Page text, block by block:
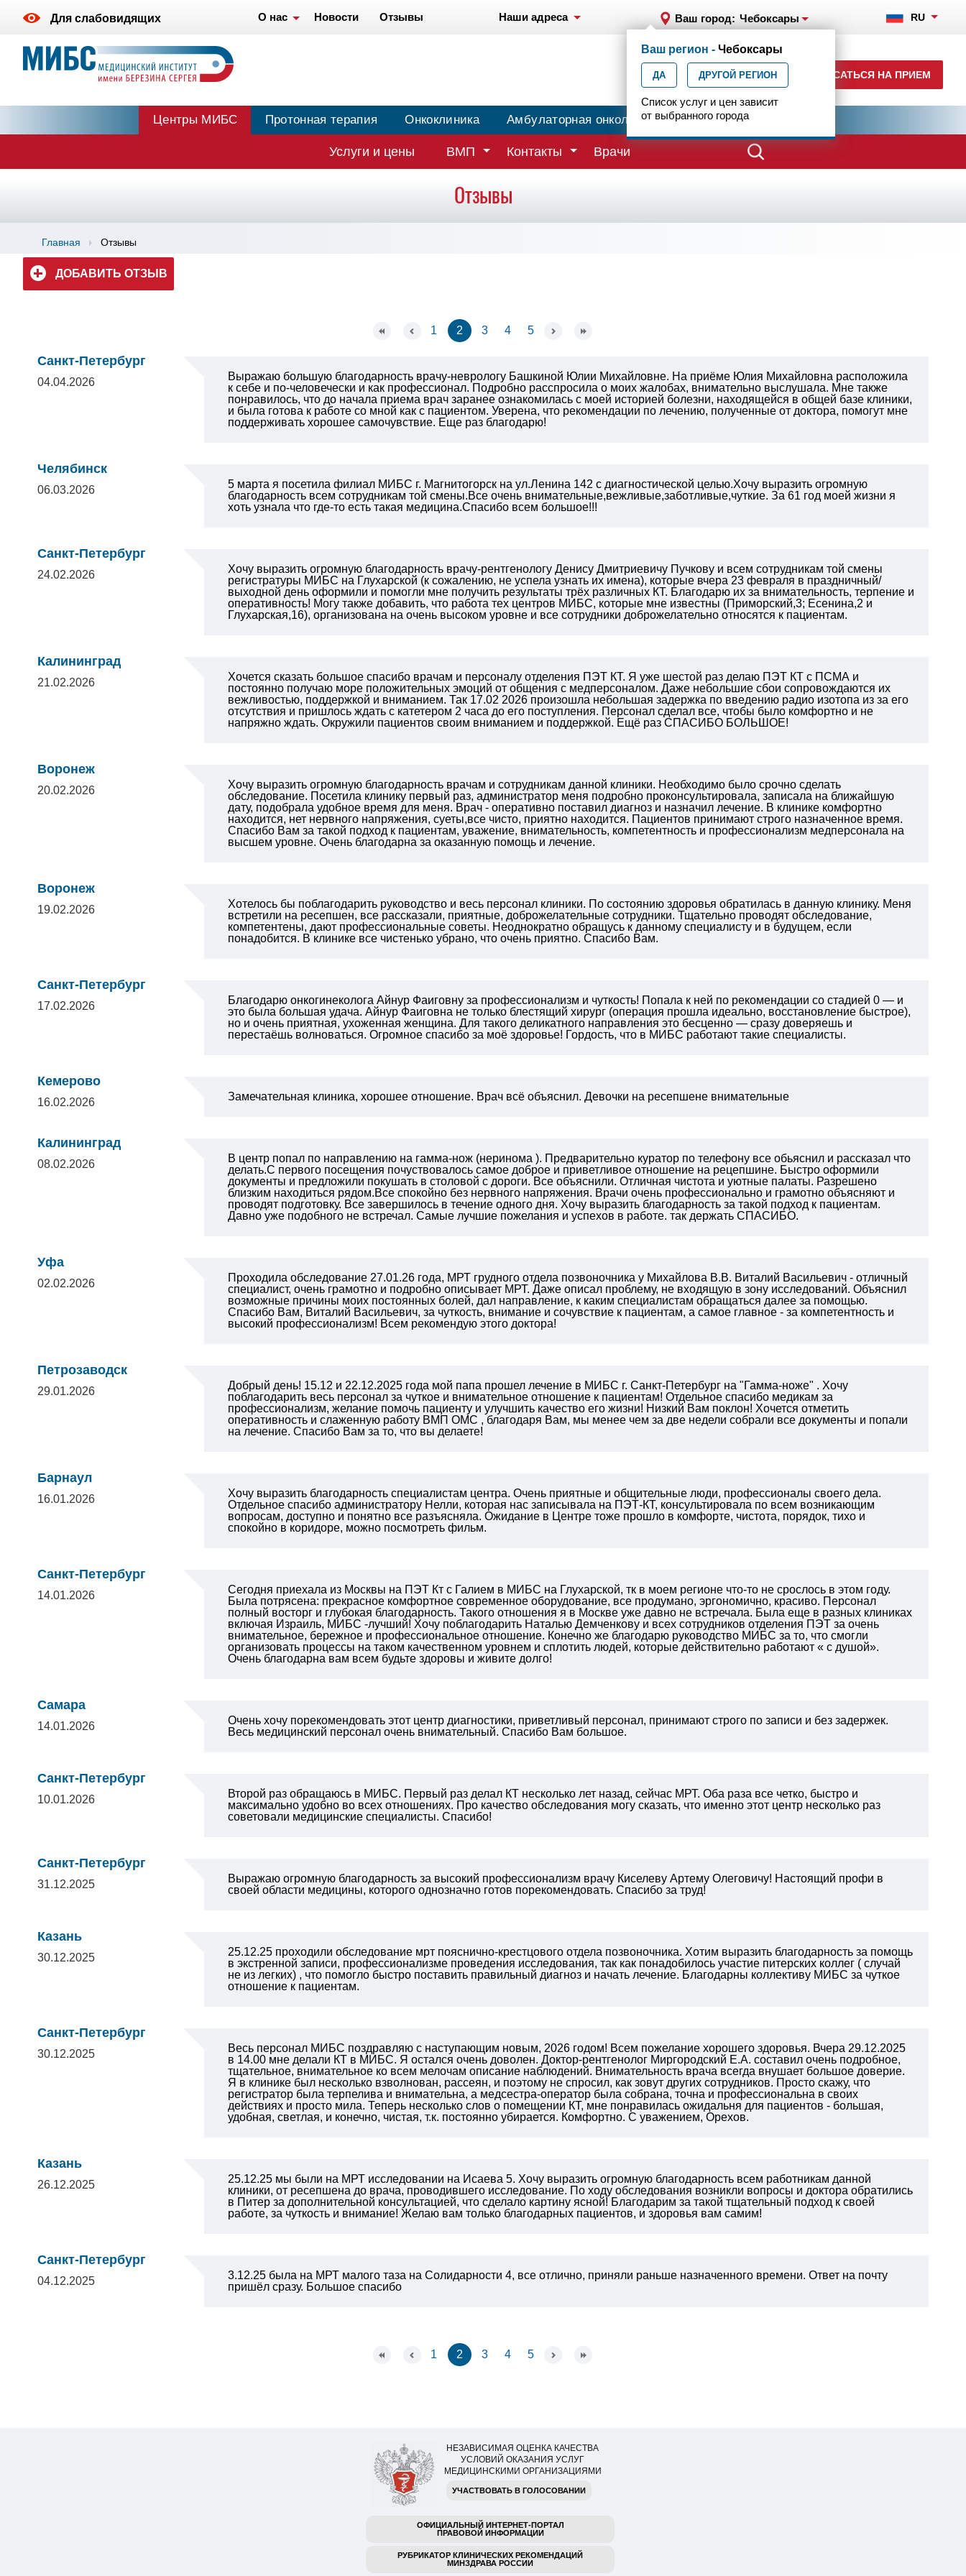
Для слабовидящих О нас Новости Отзывы Наши адреса Ваш город: Чебоксары RU
+7 (8352) 23-81-20
+7 (8352) 23-56-84 ЗАПИСАТЬСЯ НА ПРИЕМ
Ваш регион - Чебоксары
ДА ДРУГОЙ РЕГИОН
Список услуг и цен зависит
от выбранного города
Центры МИБС Протонная терапия Онкоклиника Амбулаторная онкология Центр эпилептологии
Услуги и цены ВМП Контакты Врачи
Отзывы
Главная Отзывы
ДОБАВИТЬ ОТЗЫВ
1 2 3 4 5
Санкт-Петербург
04.04.2026
Выражаю большую благодарность врачу-неврологу Башкиной Юлии Михайловне. На приёме Юлия Михайловна расположила
к себе и по-человечески и как профессионал. Подробно расспросила о моих жалобах, внимательно выслушала. Мне также
понравилось, что до начала приема врач заранее ознакомилась с моей историей болезни, находящейся в общей базе клиники,
и была готова к работе со мной как с пациентом. Уверена, что рекомендации по лечению, полученные от доктора, помогут мне
поддерживать хорошее самочувствие. Еще раз благодарю!
Челябинск
06.03.2026
5 марта я посетила филиал МИБС г. Магнитогорск на ул.Ленина 142 с диагностической целью.Хочу выразить огромную
благодарность всем сотрудникам той смены.Все очень внимательные,вежливые,заботливые,чуткие. За 61 год моей жизни я
хоть узнала что где-то есть такая медицина.Спасибо всем большое!!!
Санкт-Петербург
24.02.2026
Хочу выразить огромную благодарность врачу-рентгенологу Денису Дмитриевичу Пучкову и всем сотрудникам той смены
регистратуры МИБС на Глухарской (к сожалению, не успела узнать их имена), которые вчера 23 февраля в праздничный/
выходной день оформили и помогли мне получить результаты трёх различных КТ. Благодарю их за внимательность, терпение и
оперативность! Могу также добавить, что работа тех центров МИБС, которые мне известны (Приморский,3; Есенина,2 и
Глухарская,16), организована на очень высоком уровне и все сотрудники доброжелательно относятся к пациентам.
Калининград
21.02.2026
Хочется сказать большое спасибо врачам и персоналу отделения ПЭТ КТ. Я уже шестой раз делаю ПЭТ КТ с ПСМА и
постоянно получаю море положительных эмоций от общения с медперсоналом. Даже небольшие сбои сопровождаются их
вежливостью, поддержкой и вниманием. Так 17.02 2026 произошла небольшая задержка по введению радио изотопа из за его
отсутствия и пришлось ждать с катетером 2 часа до его поступления. Персонал сделал все, чтобы было комфортно и не
напряжно ждать. Окружили пациентов своим вниманием и поддержкой. Ещё раз СПАСИБО БОЛЬШОЕ!
Воронеж
20.02.2026
Хочу выразить огромную благодарность врачам и сотрудникам данной клиники. Необходимо было срочно сделать
обследование. Посетила клинику первый раз, администратор меня подробно проконсультировала, записала на ближайшую
дату, подобрала удобное время для меня. Врач - оперативно поставил диагноз и назначил лечение. В клинике комфортно
находится, нет нервного напряжения, суеты,все чисто, приятно находится. Пациентов принимают строго назначенное время.
Спасибо Вам за такой подход к пациентам, уважение, внимательность, компетентность и профессионализм медперсонала на
высшем уровне. Очень благодарна за оказанную помощь и лечение.
Воронеж
19.02.2026
Хотелось бы поблагодарить руководство и весь персонал клиники. По состоянию здоровья обратилась в данную клинику. Меня
встретили на ресепшен, все рассказали, приятные, доброжелательные сотрудники. Тщательно проводят обследование,
компетентены, дают профессиональные советы. Неоднократно обращусь к данному специалисту и в будущем, если
понадобится. В клинике все чистенько убрано, что очень приятно. Спасибо Вам.
Санкт-Петербург
17.02.2026
Благодарю онкогинеколога Айнур Фаиговну за профессионализм и чуткость! Попала к ней по рекомендации со стадией 0 — и
это была большая удача. Айнур Фаиговна не только блестящий хирург (операция прошла идеально, восстановление быстрое),
но и очень приятная, ухоженная женщина. Для такого деликатного направления это бесценно — сразу доверяешь и
перестаёшь волноваться. Огромное спасибо за моё здоровье! Гордость, что в МИБС работают такие специалисты.
Кемерово
16.02.2026 Замечательная клиника, хорошее отношение. Врач всё объяснил. Девочки на ресепшене внимательные
Калининград
08.02.2026
В центр попал по направлению на гамма-нож (неринома ). Предварительно куратор по телефону все обьяснил и рассказал что
делать.С первого посещения почуствовалось самое доброе и приветливое отношение на рецепшине. Быстро оформили
документы и предложили покушать в столовой с дороги. Все объяснили. Отличная чистота и уютные палаты. Разрешено
близким находиться рядом.Все спокойно без нервного напряжения. Врачи очень профессионально и грамотно объясняют и
проводят подготовку. Все завершилось в течение одного дня. Хочу выразить благодарность за такой подход к пациентам.
Давно уже подобного не встречал. Самые лучшие пожелания и успехов в работе. так держать СПАСИБО.
Уфа
02.02.2026
Проходила обследование 27.01.26 года, МРТ грудного отдела позвоночника у Михайлова В.В. Виталий Васильевич - отличный
специалист, очень грамотно и подробно описывает МРТ. Даже описал проблему, не входящую в зону исследований. Объяснил
возможные причины моих постоянных болей, дал направление, к каким специалистам обращаться далее за помощью.
Спасибо Вам, Виталий Васильевич, за чуткость, внимание и сочувствие к пациентам, а самое главное - за компетентность и
высокий профессионализм! Всем рекомендую этого доктора!
Петрозаводск
29.01.2026
Добрый день! 15.12 и 22.12.2025 года мой папа прошел лечение в МИБС г. Санкт-Петербург на "Гамма-ноже" . Хочу
поблагодарить весь персонал за чуткое и внимательное отношение к пациентам! Отдельное спасибо медикам за
профессионализм, желание помочь пациенту и улучшить качество его жизни! Низкий Вам поклон! Хочется отметить
оперативность и слаженную работу ВМП ОМС , благодаря Вам, мы менее чем за две недели собрали все документы и попали
на лечение. Спасибо Вам за то, что вы делаете!
Барнаул
16.01.2026
Хочу выразить благодарность специалистам центра. Очень приятные и общительные люди, профессионалы своего дела.
Отдельное спасибо администратору Нелли, которая нас записывала на ПЭТ-КТ, консультировала по всем возникающим
вопросам, доступно и понятно все разъясняла. Ожидание в Центре тоже прошло в комфорте, чистота, порядок, тихо и
спокойно в коридоре, можно посмотреть фильм.
Санкт-Петербург
14.01.2026
Сегодня приехала из Москвы на ПЭТ Кт с Галием в МИБС на Глухарской, тк в моем регионе что-то не срослось в этом году.
Была потрясена: прекрасное комфортное современное оборудование, все продумано, эргономично, красиво. Персонал
полный восторг и глубокая благодарность. Такого отношения я в Москве уже давно не встречала. Была еще в разных клиниках
включая Израиль, МИБС -лучший! Хочу поблагодарить Наталью Демченкову и всех сотрудников отделения ПЭТ за очень
внимательное, бережное и профессиональное отношение. Конечно же благодарю руководство МИБС за то, что смогли
организовать процессы на таком качественном уровнем и сплотить людей, которые действительно работают « с душой».
Очень благодарна вам всем будьте здоровы и живите долго!
Самара
14.01.2026
Очень хочу порекомендовать этот центр диагностики, приветливый персонал, принимают строго по записи и без задержек.
Весь медицинский персонал очень внимательный. Спасибо Вам большое.
Санкт-Петербург
10.01.2026
Второй раз обращаюсь в МИБС. Первый раз делал КТ несколько лет назад, сейчас МРТ. Оба раза все четко, быстро и
максимально удобно во всех отношениях. Про качество обследования могу сказать, что именно этот центр несколько раз
советовали медицинские специалисты. Спасибо!
Санкт-Петербург
31.12.2025
Выражаю огромную благодарность за высокий профессионализм врачу Киселеву Артему Олеговичу! Настоящий профи в
своей области медицины, которого однозначно готов порекомендовать. Спасибо за труд!
Казань
30.12.2025
25.12.25 проходили обследование мрт пояснично-крестцового отдела позвоночника. Хотим выразить благодарность за помощь
в экстренной записи, профессионализме проведения исследования, так как понадобилось участие питерских коллег ( случай
не из легких) , что помогло быстро поставить правильный диагноз и начать лечение. Благодарны коллективу МИБС за чуткое
отношение к пациентам.
Санкт-Петербург
30.12.2025
Весь персонал МИБС поздравляю с наступающим новым, 2026 годом! Всем пожелание хорошего здоровья. Вчера 29.12.2025
в 14.00 мне делали КТ в МИБС. Я остался очень доволен. Доктор-рентгенолог Миргородский Е.А. составил очень подробное,
тщательное, внимательное ко всем мелочам описание наблюдений. Внимательность врача всегда внушает большое доверие.
Я в клинике был несколько взволнован, рассеян, и поэтому не спросил, как зовут других сотрудников. Просто скажу, что
регистратор была терпелива и внимательна, а медсестра-оператор была собрана, точна и профессиональна в своих
действиях и просто мила. Теперь несколько слов о помещении КТ, мне понравилась ожидальня для пациентов - большая,
удобная, светлая, и конечно, чистая, т.к. постоянно убирается. Комфортно. С уважением, Орехов.
Казань
26.12.2025
25.12.25 мы были на МРТ исследовании на Исаева 5. Хочу выразить огромную благодарность всем работникам данной
клиники, от ресепшена до врача, проводившего исследование. По ходу обследования возникли вопросы и доктора обратились
в Питер за дополнительной консультацией, что сделало картину ясной! Благодарим за такой тщательный подход к своей
работе, за чуткость и внимание! Желаю вам только благодарных пациентов, и здоровья вам самим!
Санкт-Петербург
04.12.2025
3.12.25 была на МРТ малого таза на Солидарности 4, все отлично, приняли раньше назначенного времени. Ответ на почту
пришёл сразу. Большое спасибо
1 2 3 4 5
НЕЗАВИСИМАЯ ОЦЕНКА КАЧЕСТВА
УСЛОВИЙ ОКАЗАНИЯ УСЛУГ
МЕДИЦИНСКИМИ ОРГАНИЗАЦИЯМИ
УЧАСТВОВАТЬ В ГОЛОСОВАНИИ
ОФИЦИАЛЬНЫЙ ИНТЕРНЕТ-ПОРТАЛ
ПРАВОВОЙ ИНФОРМАЦИИ
РУБРИКАТОР КЛИНИЧЕСКИХ РЕКОМЕНДАЦИЙ
МИНЗДРАВА РОССИИ